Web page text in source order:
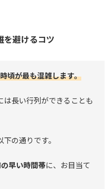
を避けるコツ
頃が最も混雑します。
は長い行列ができることも
の通りです。
早い時間帯に、お目当て